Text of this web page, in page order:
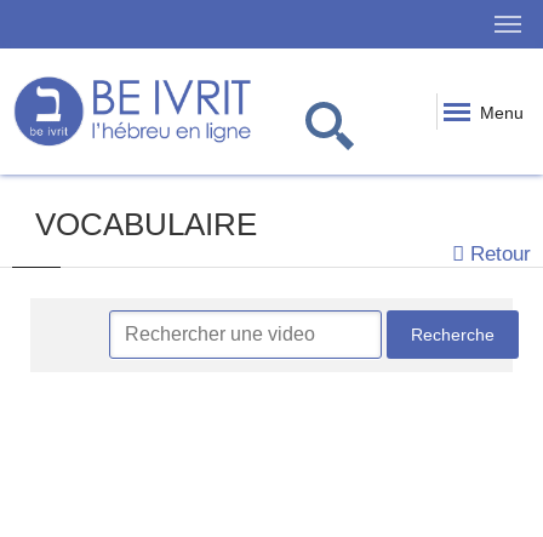
Menu
VOCABULAIRE
Retour